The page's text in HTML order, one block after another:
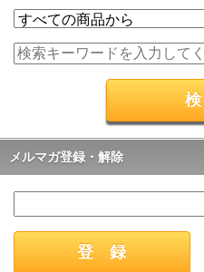
メルマガ登録・解除